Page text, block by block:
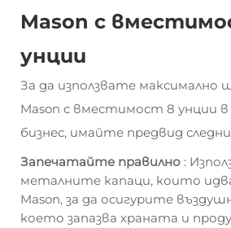
Mason с
унции
За да използвате
Mason с вместимост 8 унции в
бизнес, имайте предвид
Запечатайте правилно :
металните капаци, които
Mason, за да осигурите
което запазва храната и